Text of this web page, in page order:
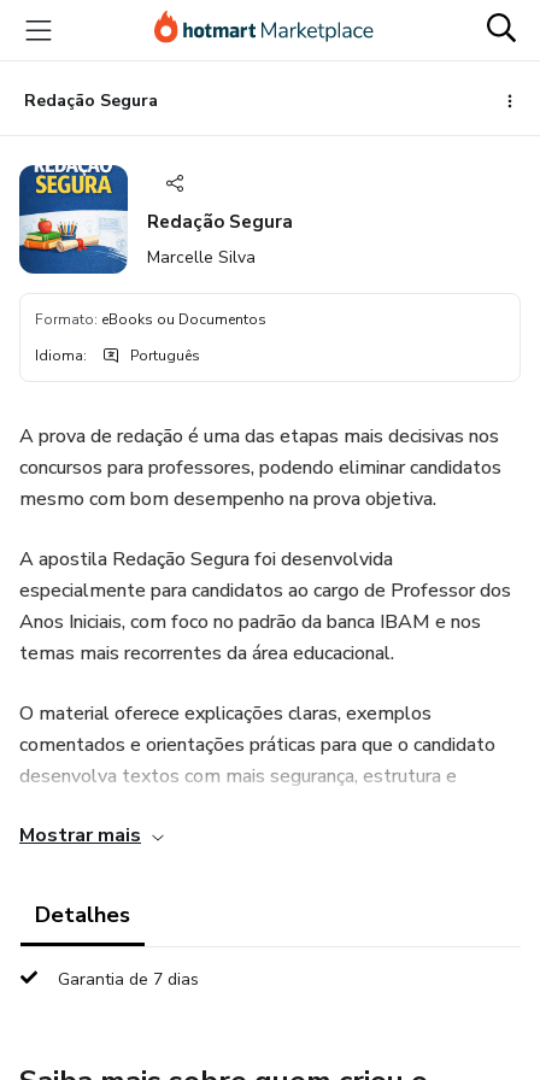
para
conteúdo
principal
para
pagamento
para
rodapéRedação Segura
Redação Segura
Marcelle Silva
Formato: eBooks ou Documentos
Idioma: Português
A prova de redação é uma das etapas mais decisivas nos
concursos para professores, podendo eliminar candidatos
mesmo com bom desempenho na prova objetiva.
A apostila Redação Segura foi desenvolvida
especialmente para candidatos ao cargo de Professor dos
Anos Iniciais, com foco no padrão da banca IBAM e nos
temas mais recorrentes da área educacional.
O material oferece explicações claras, exemplos
comentados e orientações práticas para que o candidato
desenvolva textos com mais segurança, estrutura e
disponível.
O que você vai encontrar na apostila:
Mostrar mais
Detalhes
Garantia de 7 dias